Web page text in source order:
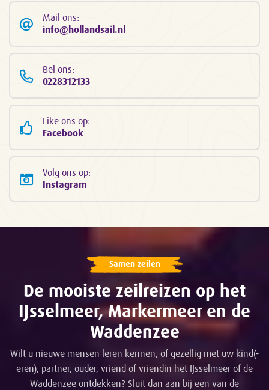
Mail ons:
info@hollandsail.nl
Bel ons:
0228312133
Like ons op:
Facebook
Volg ons op:
Instagram
Samen zeilen
De mooiste zeilreizen op het
IJsselmeer, Markermeer en de
Waddenzee
Wilt u nieuwe mensen leren kennen, of gezellig met uw kind(-
eren), partner, ouder, vriend of vriendin het IJsselmeer of de
Waddenzee ontdekken? Sluit dan aan bij een van de